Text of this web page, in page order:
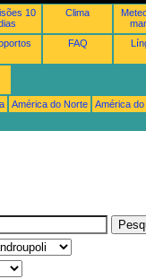
10
Clima
FAQ
América do Norte América do